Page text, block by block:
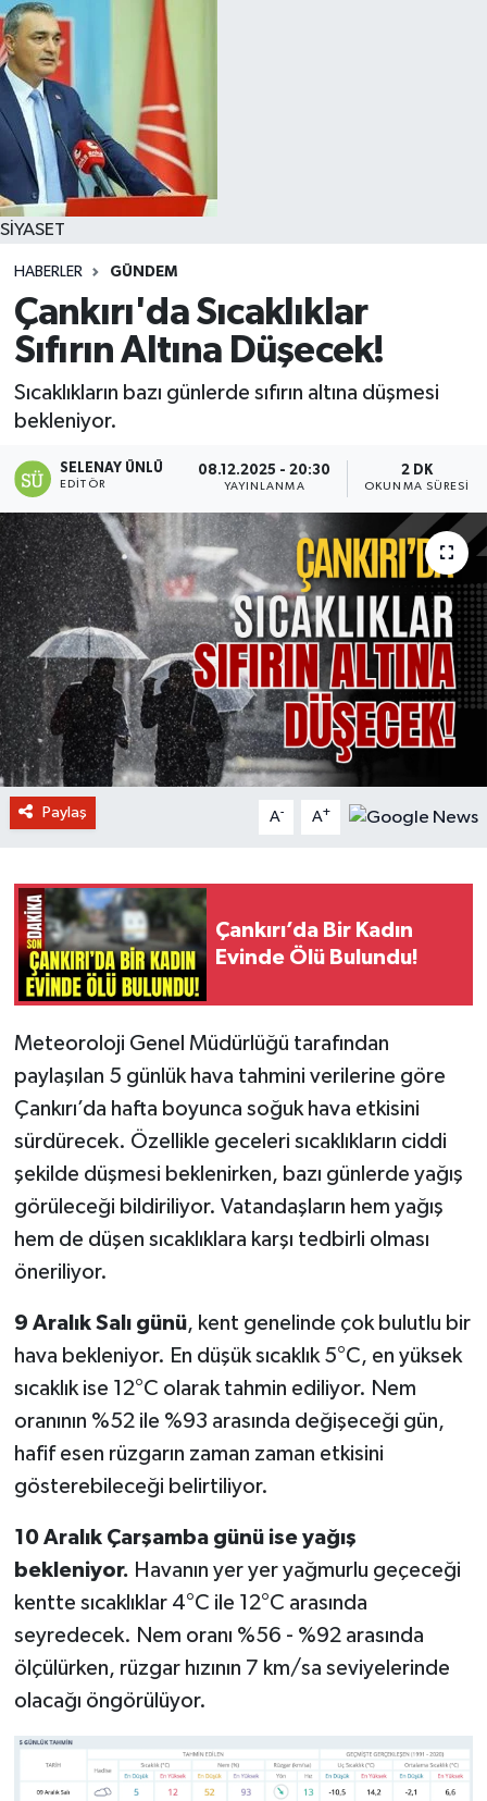
SİYASET
HABERLER GÜNDEM
Çankırı'da Sıcaklıklar
Sıfırın Altına Düşecek!
Sıcaklıkların bazı günlerde sıfırın altına düşmesi
bekleniyor.
SELENAY ÜNLÜ
EDITÖR
08.12.2025 - 20:30
YAYINLANMA
2 DK
OKUNMA SÜRESI
Paylaş A- A+
Çankırı’da Bir Kadın
Evinde Ölü Bulundu!
Meteoroloji Genel Müdürlüğü tarafından
paylaşılan 5 günlük hava tahmini verilerine göre
Çankırı’da hafta boyunca soğuk hava etkisini
sürdürecek. Özellikle geceleri sıcaklıkların ciddi
şekilde düşmesi beklenirken, bazı günlerde yağış
görüleceği bildiriliyor. Vatandaşların hem yağış
hem de düşen sıcaklıklara karşı tedbirli olması
öneriliyor.
9 Aralık Salı günü, kent genelinde çok bulutlu bir
hava bekleniyor. En düşük sıcaklık 5°C, en yüksek
sıcaklık ise 12°C olarak tahmin ediliyor. Nem
oranının %52 ile %93 arasında değişeceği gün,
hafif esen rüzgarın zaman zaman etkisini
gösterebileceği belirtiliyor.
10 Aralık Çarşamba günü ise yağış
bekleniyor. Havanın yer yer yağmurlu geçeceği
kentte sıcaklıklar 4°C ile 12°C arasında
seyredecek. Nem oranı %56 - %92 arasında
ölçülürken, rüzgar hızının 7 km/sa seviyelerinde
olacağı öngörülüyor.